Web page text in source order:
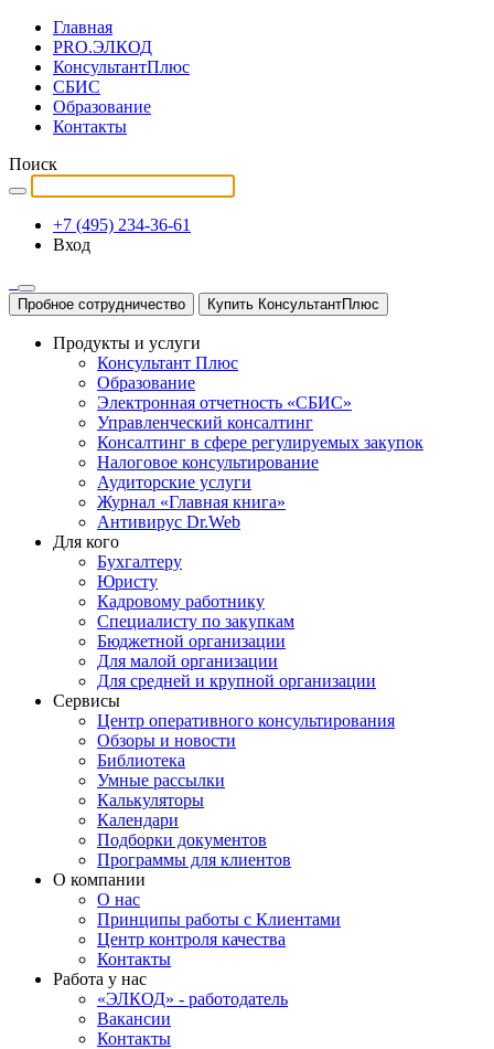
Главная
PRO.ЭЛКОД
КонсультантПлюс
СБИС
Образование
Контакты
Поиск
+7 (495) 234-36-61
Вход
Пробное сотрудничество Купить КонсультантПлюс
Продукты и услуги
Консультант Плюс
Образование
Электронная отчетность «СБИС»
Управленческий консалтинг
Консалтинг в сфере регулируемых закупок
Налоговое консультирование
Аудиторские услуги
Журнал «Главная книга»
Антивирус Dr.Web
Для кого
Бухгалтеру
Юристу
Кадровому работнику
Специалисту по закупкам
Бюджетной организации
Для малой организации
Для средней и крупной организации
Сервисы
Центр оперативного консультирования
Обзоры и новости
Библиотека
Умные рассылки
Калькуляторы
Календари
Подборки документов
Программы для клиентов
О компании
О нас
Принципы работы с Клиентами
Центр контроля качества
Контакты
Работа у нас
«ЭЛКОД» - работодатель
Вакансии
Контакты